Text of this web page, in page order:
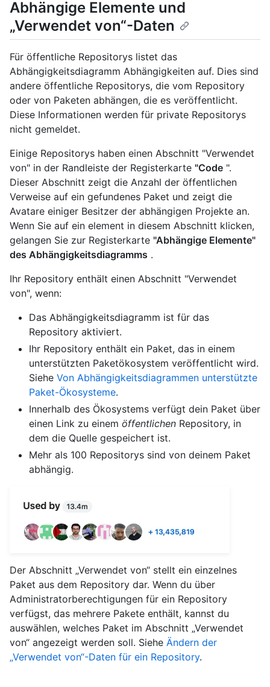
Abhängige Elemente und
„Verwendet von“-Daten
Für öffentliche Repositorys listet das
Abhängigkeitsdiagramm Abhängigkeiten auf. Dies sind
andere öffentliche Repositorys, die vom Repository
oder von Paketen abhängen, die es veröffentlicht.
Diese Informationen werden für private Repositorys
nicht gemeldet.
Einige Repositorys haben einen Abschnitt "Verwendet
von" in der Randleiste der Registerkarte "Code ".
Dieser Abschnitt zeigt die Anzahl der öffentlichen
Verweise auf ein gefundenes Paket und zeigt die
Avatare einiger Besitzer der abhängigen Projekte an.
Wenn Sie auf ein element in diesem Abschnitt klicken,
gelangen Sie zur Registerkarte "Abhängige Elemente"
des Abhängigkeitsdiagramms .
Ihr Repository enthält einen Abschnitt "Verwendet
von", wenn:
Das Abhängigkeitsdiagramm ist für das
Repository aktiviert.
Ihr Repository enthält ein Paket, das in einem
unterstützten Paketökosystem veröffentlicht wird.
Siehe Von Abhängigkeitsdiagrammen unterstützte
Paket-Ökosysteme.
Innerhalb des Ökosystems verfügt dein Paket über
einen Link zu einem öffentlichen Repository, in
dem die Quelle gespeichert ist.
Mehr als 100 Repositorys sind von deinem Paket
abhängig.
Der Abschnitt „Verwendet von“ stellt ein einzelnes
Paket aus dem Repository dar. Wenn du über
Administratorberechtigungen für ein Repository
verfügst, das mehrere Pakete enthält, kannst du
auswählen, welches Paket im Abschnitt „Verwendet
von“ angezeigt werden soll. Siehe Ändern der
„Verwendet von“-Daten für ein Repository.